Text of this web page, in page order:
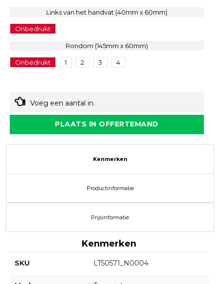
Links van het handvat (40mm x 60mm)
Onbedrukt
Rondom (145mm x 60mm)
Onbedrukt 1 2 3 4
Voeg een aantal in.
PLAATS IN OFFERTEMAND
Kenmerken
Productinformatie
Prijsinformatie
Kenmerken
SKU LT50571_N0004